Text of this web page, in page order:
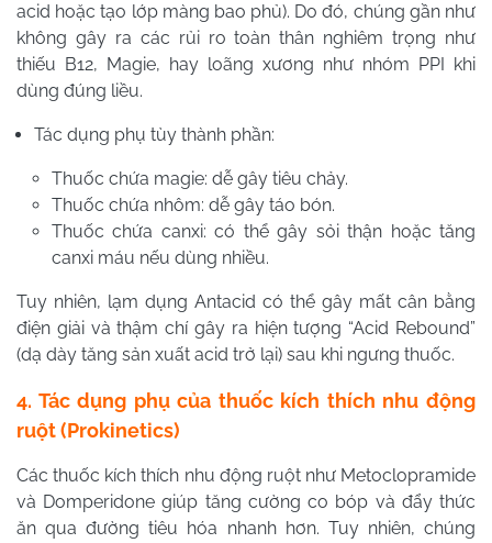
acid hoặc tạo lớp màng bao phủ). Do đó, chúng gần như
không gây ra các rủi ro toàn thân nghiêm trọng như
thiếu B12, Magie, hay loãng xương như nhóm PPI khi
dùng đúng liều.
Tác dụng phụ tùy thành phần:
Thuốc chứa magie: dễ gây tiêu chảy.
Thuốc chứa nhôm: dễ gây táo bón.
Thuốc chứa canxi: có thể gây sỏi thận hoặc tăng
canxi máu nếu dùng nhiều.
Tuy nhiên, lạm dụng Antacid có thể gây mất cân bằng
điện giải và thậm chí gây ra hiện tượng “Acid Rebound”
(dạ dày tăng sản xuất acid trở lại) sau khi ngưng thuốc.
4. Tác dụng phụ của thuốc kích thích nhu động
ruột (Prokinetics)
Các thuốc kích thích nhu động ruột như Metoclopramide
và Domperidone giúp tăng cường co bóp và đẩy thức
ăn qua đường tiêu hóa nhanh hơn. Tuy nhiên, chúng